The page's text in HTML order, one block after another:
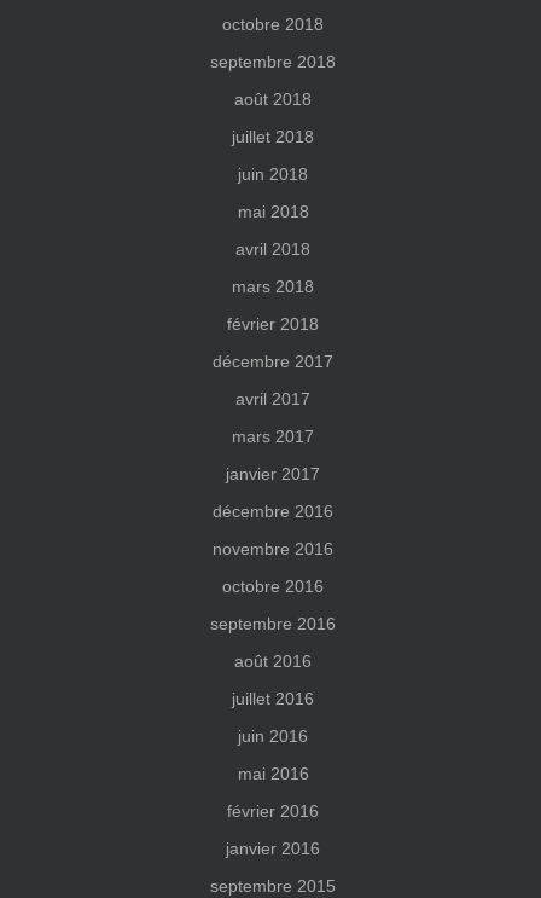
octobre 2018
septembre 2018
août 2018
juillet 2018
juin 2018
mai 2018
avril 2018
mars 2018
février 2018
décembre 2017
avril 2017
mars 2017
janvier 2017
décembre 2016
novembre 2016
octobre 2016
septembre 2016
août 2016
juillet 2016
juin 2016
mai 2016
février 2016
janvier 2016
septembre 2015